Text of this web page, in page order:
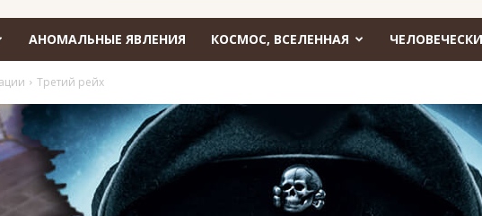
АНОМАЛЬНЫЕ ЯВЛЕНИЯ КОСМОС, ВСЕЛЕННАЯ
Третий рейх